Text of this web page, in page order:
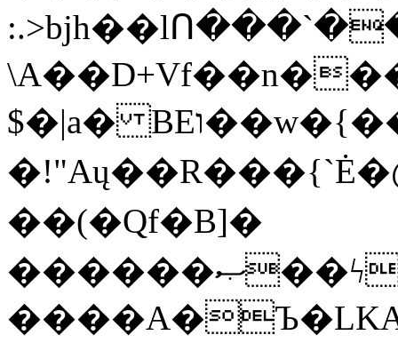
$�|a� BEו��w�{���;���q�X��d%�������W� hU�(�1�Ū}9�S�F<��i�L3�;�
��(�Qf�B]�
������ޞ��ϟak��r��_39$�8�p���7�2�yIZ�R��x��/